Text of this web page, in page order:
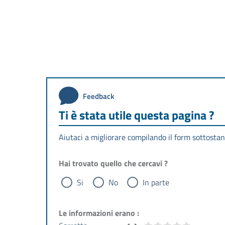
Feedback
Ti è stata utile questa pagina ?
Aiutaci a migliorare compilando il form
Hai trovato quello che cercavi ?
Si
No In parte
Le informazioni erano :